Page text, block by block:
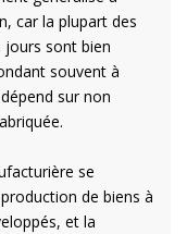
car la plupart des
sont bien
souvent à
sur non
se
de biens à
et la